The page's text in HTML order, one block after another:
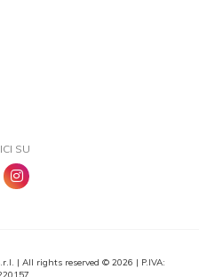
SU
| All rights reserved © 2026 | P.IVA: